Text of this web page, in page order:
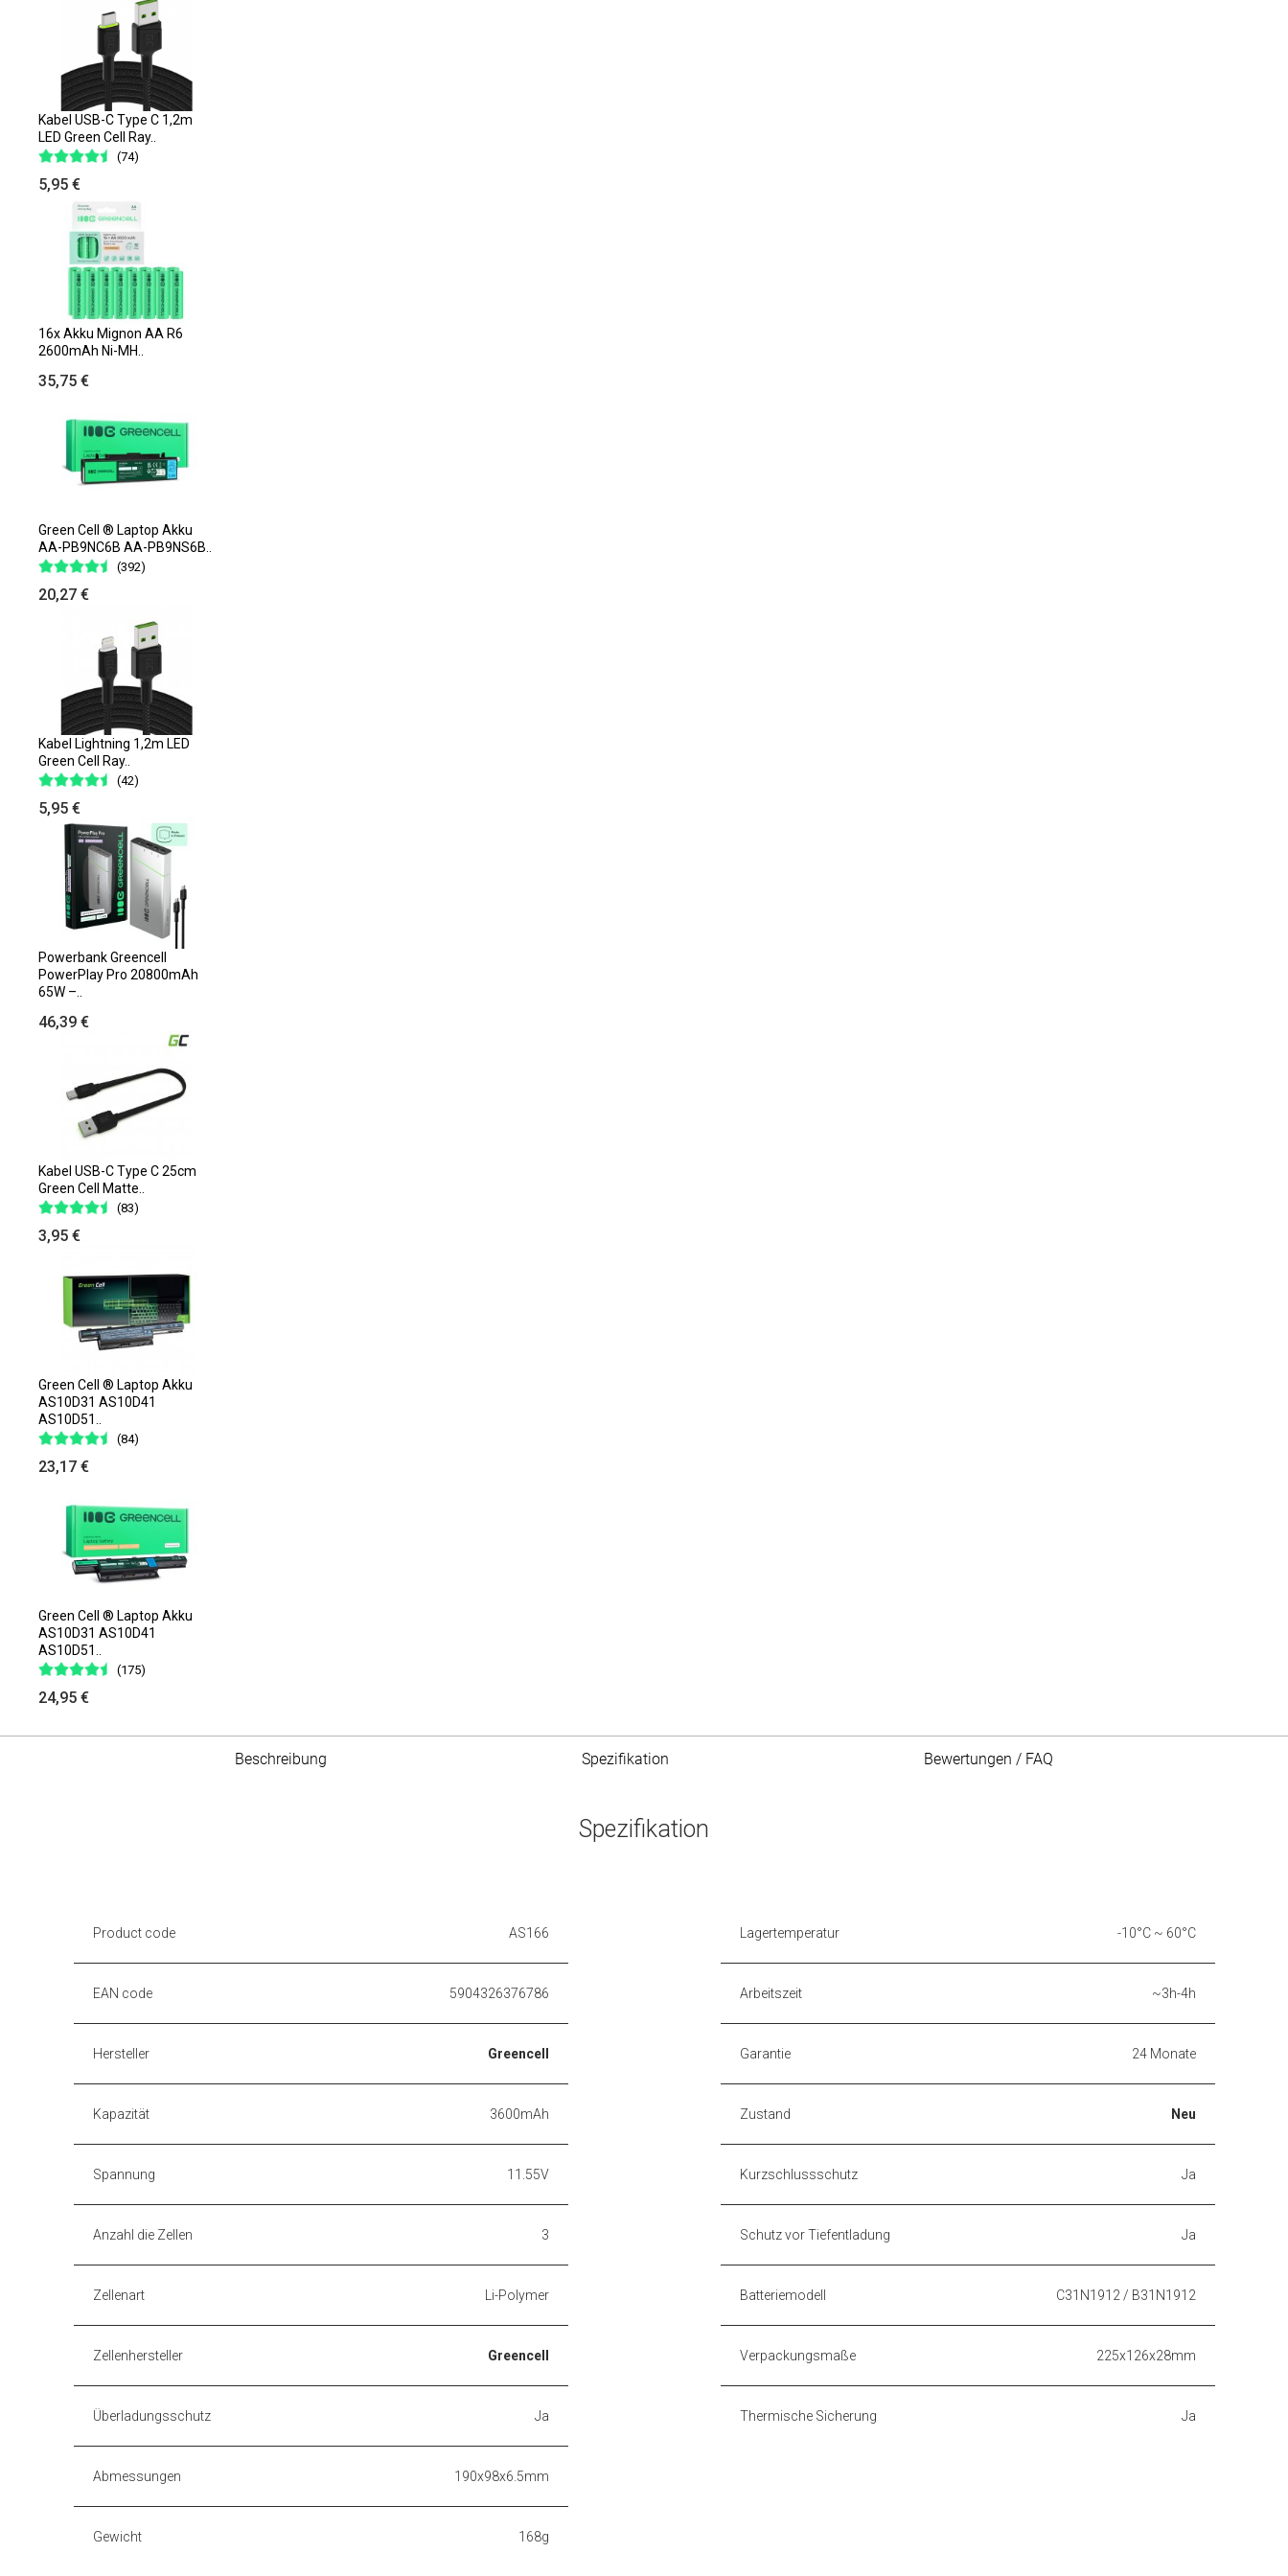
Kabel USB-C Type C 1,2m
LED Green Cell Ray..
(74)
5,95 €
16x Akku Mignon AA R6
2600mAh Ni-MH..
35,75 €
Green Cell ® Laptop Akku
AA-PB9NC6B AA-PB9NS6B..
(392)
20,27 €
Kabel Lightning 1,2m LED
Green Cell Ray..
(42)
5,95 €
Powerbank Greencell
PowerPlay Pro 20800mAh
65W –..
46,39 €
Kabel USB-C Type C 25cm
Green Cell Matte..
(83)
3,95 €
Green Cell ® Laptop Akku
AS10D31 AS10D41
AS10D51..
(84)
23,17 €
Green Cell ® Laptop Akku
AS10D31 AS10D41
AS10D51..
(175)
24,95 €
Beschreibung Spezifikation Bewertungen / FAQ
Spezifikation
Product code AS166
EAN code 5904326376786
Hersteller Greencell
Kapazität 3600mAh
Spannung 11.55V
Anzahl die Zellen 3
Zellenart Li-Polymer
Zellenhersteller Greencell
Überladungsschutz Ja
Abmessungen 190x98x6.5mm
Gewicht 168g
Lagertemperatur -10°C ~ 60°C
Arbeitszeit ~3h-4h
Garantie 24 Monate
Zustand Neu
Kurzschlussschutz Ja
Schutz vor Tiefentladung Ja
Batteriemodell C31N1912 / B31N1912
Verpackungsmaße 225x126x28mm
Thermische Sicherung Ja